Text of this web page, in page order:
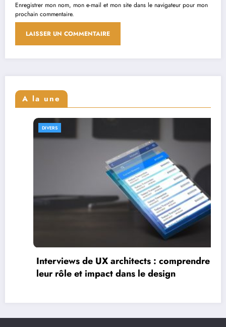
Enregistrer mon nom, mon e-mail et mon site dans le navigateur pour mon
prochain commentaire.
A la une
Interviews de full stack
leur parcours et expertise